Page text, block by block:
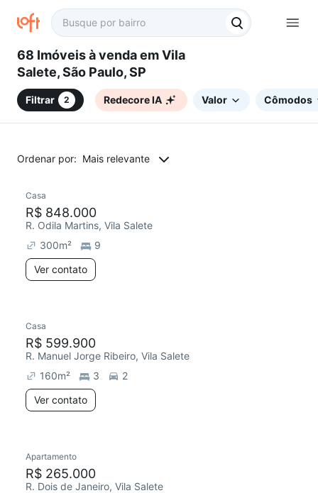
68 Imóveis à venda em Vila
Salete, São Paulo, SP
Filtrar 2 Redecore IA Valor Cômodos
Ordenar por: Mais relevante
Casa
R$ 848.000
R. Odila Martins, Vila Salete
300m²
9
Ver contato
Casa
R$ 599.900
R. Manuel Jorge Ribeiro, Vila Salete
160m² 3
2
Ver contato
Redecorar
Apartamento
R$ 265.000
R. Dois de Janeiro, Vila Salete